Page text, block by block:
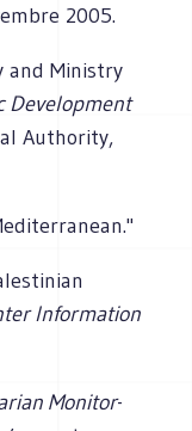
2005.
and Ministry
Development
Authority,
Information
Monitor-